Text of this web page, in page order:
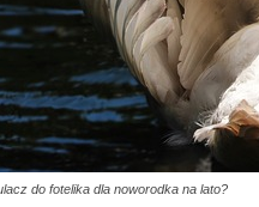
do fotelika dla noworodka na lato?